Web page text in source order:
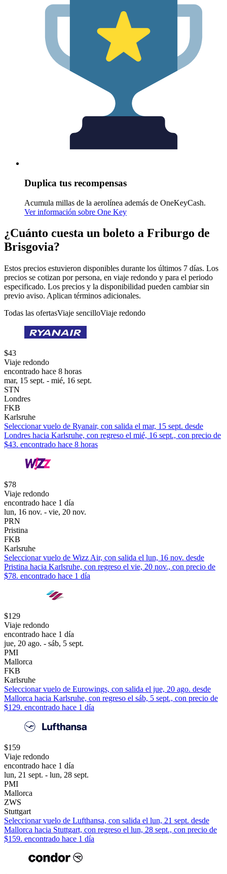
Duplica tus recompensas
Acumula millas de la aerolínea además de OneKeyCash.
Ver información sobre One Key
¿Cuánto cuesta un boleto a Friburgo de
Brisgovia?
Estos precios estuvieron disponibles durante los últimos 7 días. Los
precios se cotizan por persona, en viaje redondo y para el periodo
especificado. Los precios y la disponibilidad pueden cambiar sin
previo aviso. Aplican términos adicionales.
Todas las ofertasViaje sencilloViaje redondo
$43
Viaje redondo
encontrado hace 8 horas
mar, 15 sept. - mié, 16 sept.
STN
Londres
FKB
Karlsruhe
Seleccionar vuelo de Ryanair, con salida el mar, 15 sept. desde
Londres hacia Karlsruhe, con regreso el mié, 16 sept., con precio de
$43. encontrado hace 8 horas
$78
Viaje redondo
encontrado hace 1 día
lun, 16 nov. - vie, 20 nov.
PRN
Pristina
FKB
Karlsruhe
Seleccionar vuelo de Wizz Air, con salida el lun, 16 nov. desde
Pristina hacia Karlsruhe, con regreso el vie, 20 nov., con precio de
$78. encontrado hace 1 día
$129
Viaje redondo
encontrado hace 1 día
jue, 20 ago. - sáb, 5 sept.
PMI
Mallorca
FKB
Karlsruhe
Seleccionar vuelo de Eurowings, con salida el jue, 20 ago. desde
Mallorca hacia Karlsruhe, con regreso el sáb, 5 sept., con precio de
$129. encontrado hace 1 día
$159
Viaje redondo
encontrado hace 1 día
lun, 21 sept. - lun, 28 sept.
PMI
Mallorca
ZWS
Stuttgart
Seleccionar vuelo de Lufthansa, con salida el lun, 21 sept. desde
Mallorca hacia Stuttgart, con regreso el lun, 28 sept., con precio de
$159. encontrado hace 1 día